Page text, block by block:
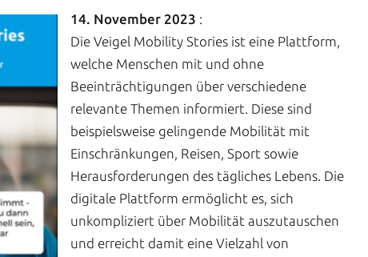
14. November 2023 :
Die Veigel Mobility Stories ist eine Plattform,
welche Menschen mit und ohne
Beeinträchtigungen über verschiedene
relevante Themen informiert. Diese sind
beispielsweise gelingende Mobilität mit
Einschränkungen, Reisen, Sport sowie
Herausforderungen des tägliches Lebens. Die
digitale Plattform ermöglicht es, sich
unkompliziert über Mobilität auszutauschen
und erreicht damit eine Vielzahl von